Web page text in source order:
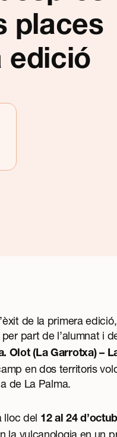
places
edició
de la primera
part de l’alumnat i
Olot (La Garrotxa) –
en dos territoris
de La Palma.
lloc del 12 al 24
la vulcanologia en un